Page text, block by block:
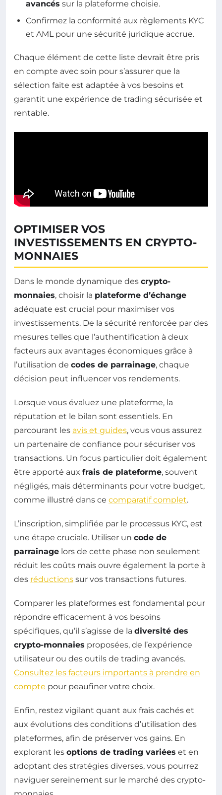
avancés sur la plateforme choisie.
Confirmez la conformité aux règlements KYC
et AML pour une sécurité juridique accrue.
Chaque élément de cette liste devrait être pris
en compte avec soin pour s’assurer que la
sélection faite est adaptée à vos besoins et
garantit une expérience de trading sécurisée et
rentable.
OPTIMISER VOS
INVESTISSEMENTS EN CRYPTO-
MONNAIES
Dans le monde dynamique des crypto-
monnaies, choisir la plateforme d’échange
adéquate est crucial pour maximiser vos
investissements. De la sécurité renforcée par des
mesures telles que l’authentification à deux
facteurs aux avantages économiques grâce à
l’utilisation de codes de parrainage, chaque
décision peut influencer vos rendements.
Lorsque vous évaluez une plateforme, la
réputation et le bilan sont essentiels. En
parcourant les avis et guides, vous vous assurez
un partenaire de confiance pour sécuriser vos
transactions. Un focus particulier doit également
être apporté aux frais de plateforme, souvent
négligés, mais déterminants pour votre budget,
comme illustré dans ce comparatif complet.
L’inscription, simplifiée par le processus KYC, est
une étape cruciale. Utiliser un code de
parrainage lors de cette phase non seulement
réduit les coûts mais ouvre également la porte à
des réductions sur vos transactions futures.
Comparer les plateformes est fondamental pour
répondre efficacement à vos besoins
spécifiques, qu’il s’agisse de la diversité des
crypto-monnaies proposées, de l’expérience
utilisateur ou des outils de trading avancés.
Consultez les facteurs importants à prendre en
compte pour peaufiner votre choix.
Enfin, restez vigilant quant aux frais cachés et
aux évolutions des conditions d’utilisation des
plateformes, afin de préserver vos gains. En
explorant les options de trading variées et en
adoptant des stratégies diverses, vous pourrez
naviguer sereinement sur le marché des crypto-